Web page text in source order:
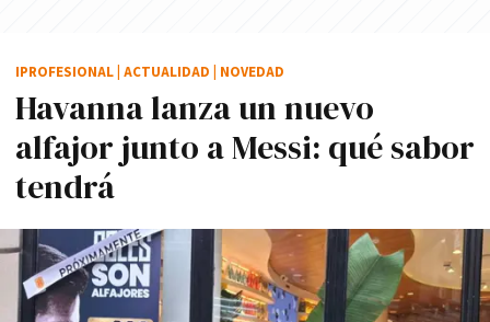
Havanna lanza un nuevo
alfajor junto a Messi: qué sabor
tendrá
IPROFESIONAL ACTUALIDAD NOVEDAD